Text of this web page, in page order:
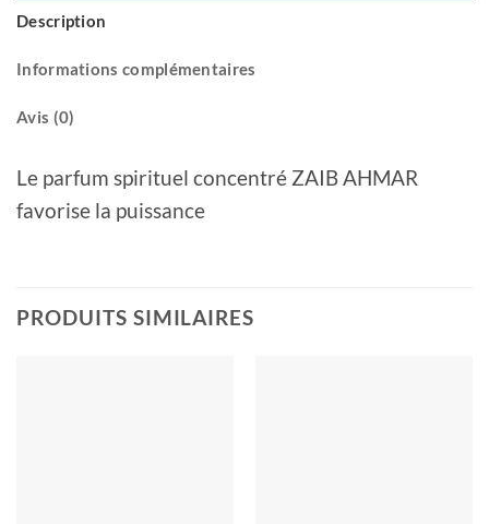
Description
Informations complémentaires
Avis (0)
Le parfum spirituel concentré ZAIB AHMAR
favorise la puissance
PRODUITS SIMILAIRES